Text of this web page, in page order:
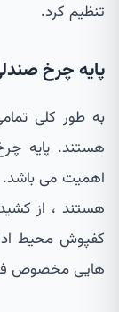
تنظیم کرد.
پایه چرخ
به طور کلی
هستند. پایه
اهمیت می باشد.
هستند ، از
کفپوش محیط
هایی مخصوص